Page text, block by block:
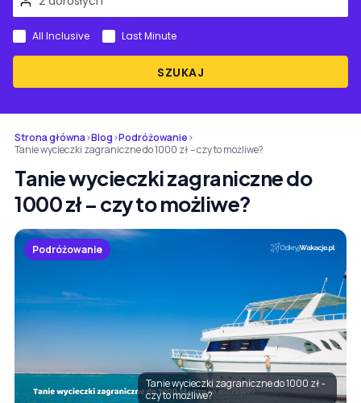
SZUKAJ
All Inclusive Last Minute
Strona główna›Blog›Podróżowanie›
Tanie wycieczki zagraniczne do 1000 zł – czy to możliwe?
Tanie wycieczki zagraniczne do
1000 zł – czy to możliwe?
Podróżowanie
Tanie wycieczki zagraniczne do 1000 zł -
czy to możliwe?